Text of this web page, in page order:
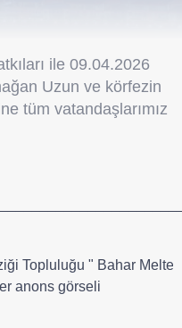
ile 09.04.2026
Uzun ve körfezin
tüm vatandaşlarımız